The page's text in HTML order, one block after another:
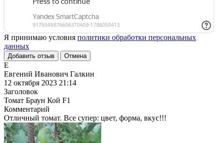
Я принимаю условия политики обработки персональных
данных
Добавить отзыв Отмена
Е
Евгений Иванович Галкин
12 октября 2023 21:14
Заголовок
Томат Браун Кой F1
Комментарий
Отличный томат. Все супер: цвет, форма, вкус!!!